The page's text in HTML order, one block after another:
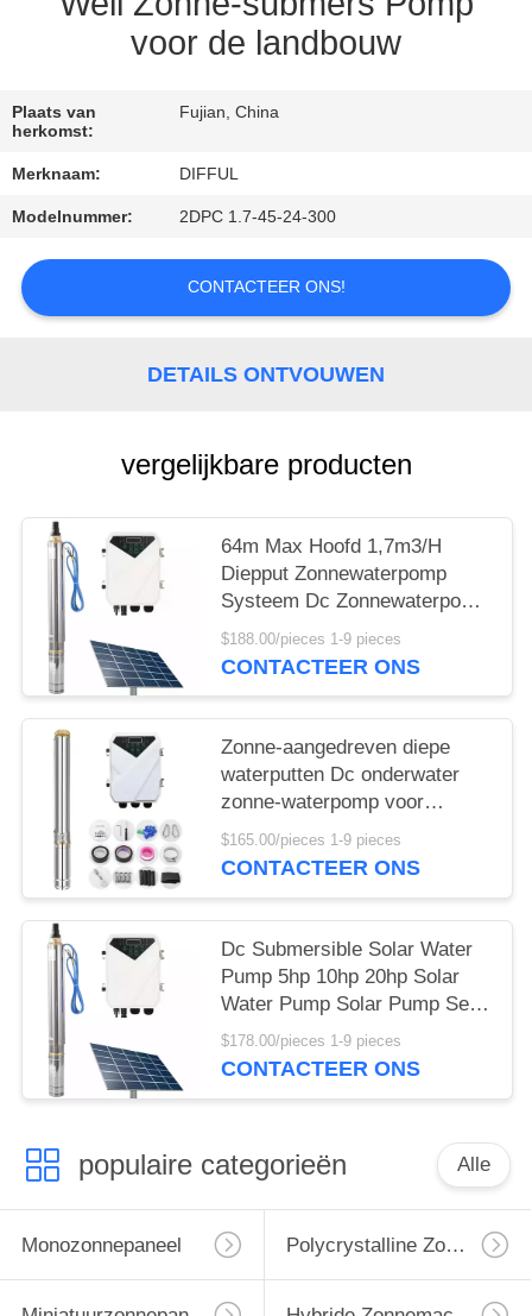
PRIVACY
POLICY
voor de landbouw
Plaats van
herkomst:
Fujian, China
Merknaam: DIFFUL
Modelnummer: 2DPC 1.7-45-24-300
CONTACTEER ONS!
DETAILS ONTVOUWEN
vergelijkbare producten
64m Max Hoofd 1,7m3/H
Diepput Zonnewaterpomp
Systeem Dc Zonnewaterpomp
Volledige Set
$188.00/pieces 1-9 pieces
CONTACTEER ONS
Zonne-aangedreven diepe
waterputten Dc onderwater
zonne-waterpomp voor
landbouw irrigatie
$165.00/pieces 1-9 pieces
CONTACTEER ONS
Dc Submersible Solar Water
Pump 5hp 10hp 20hp Solar
Water Pump Solar Pump Set
Voor Landbouw
$178.00/pieces 1-9 pieces
CONTACTEER ONS
populaire categorieën Alle
Monozonnepaneel Polycrystalline Zonnepaneel